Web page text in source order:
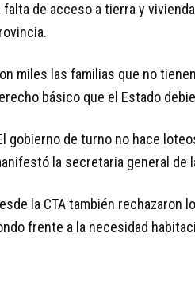
falta de acceso a tierra y
miles las familias que no
básico que el Estado
gobierno de turno no hace
la secretaria general de
la CTA también rechazaron
frente a la necesidad